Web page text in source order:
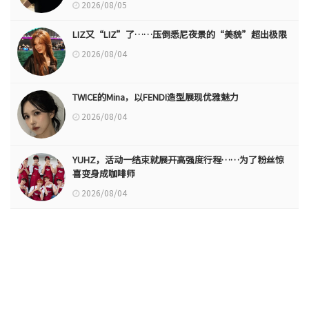
2026/08/05
LIZ又“LIZ”了……压倒悉尼夜景的“美貌”超出极限
2026/08/04
TWICE的Mina，以FENDI造型展现优雅魅力
2026/08/04
YUHZ，活动一结束就展开高强度行程……为了粉丝惊
喜变身成咖啡师
2026/08/04